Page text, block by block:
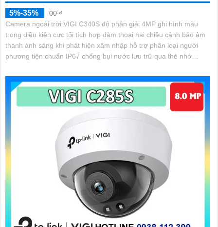
5%-35%
00 ₫
Camera ngoài trời VIGI C340S độ phân giải 4MP ghi hình màu
trong điều kiện cực tối tích hợp đàm thoại hai chiều cảnh báo âm
thanh ánh sáng khi phát hiện xâm nhập hỗ trợ phân loại người
phương tiện chuẩn IP67 chống bụi nước lưu trữ qua thẻ nhớ